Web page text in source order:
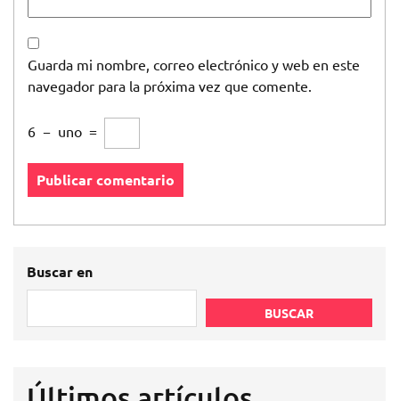
Guarda mi nombre, correo electrónico y web en este
navegador para la próxima vez que comente.
6 − uno =
Buscar en
BUSCAR